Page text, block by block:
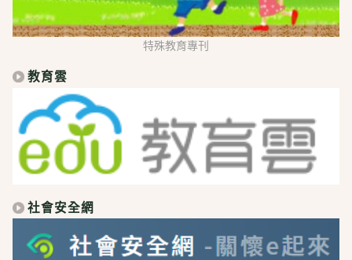
特殊教育專刊
教育雲
社會安全網